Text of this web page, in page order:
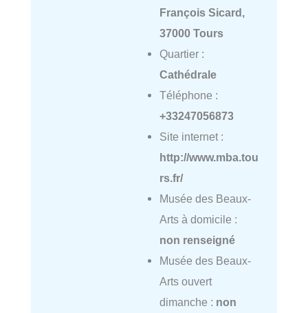
François Sicard,
37000 Tours
Quartier :
Cathédrale
Téléphone :
+33247056873
Site internet :
http://www.mba.tou
rs.fr/
Musée des Beaux-
Arts à domicile :
non renseigné
Musée des Beaux-
Arts ouvert
dimanche : non